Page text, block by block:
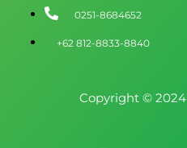
0251-8684652
+62 812-8833-8840
Copyright © 2024